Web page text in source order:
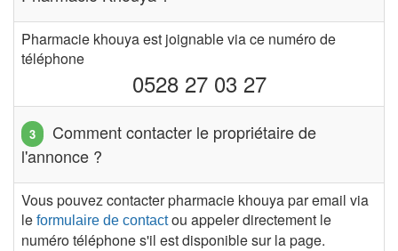
Pharmacie khouya est joignable via ce numéro de
téléphone
0528 27 03 27
Comment contacter le propriétaire de
l'annonce ?
Vous pouvez contacter pharmacie khouya par email via
le formulaire de contactou appeler directement le
numéro téléphone s'il est disponible sur la page.